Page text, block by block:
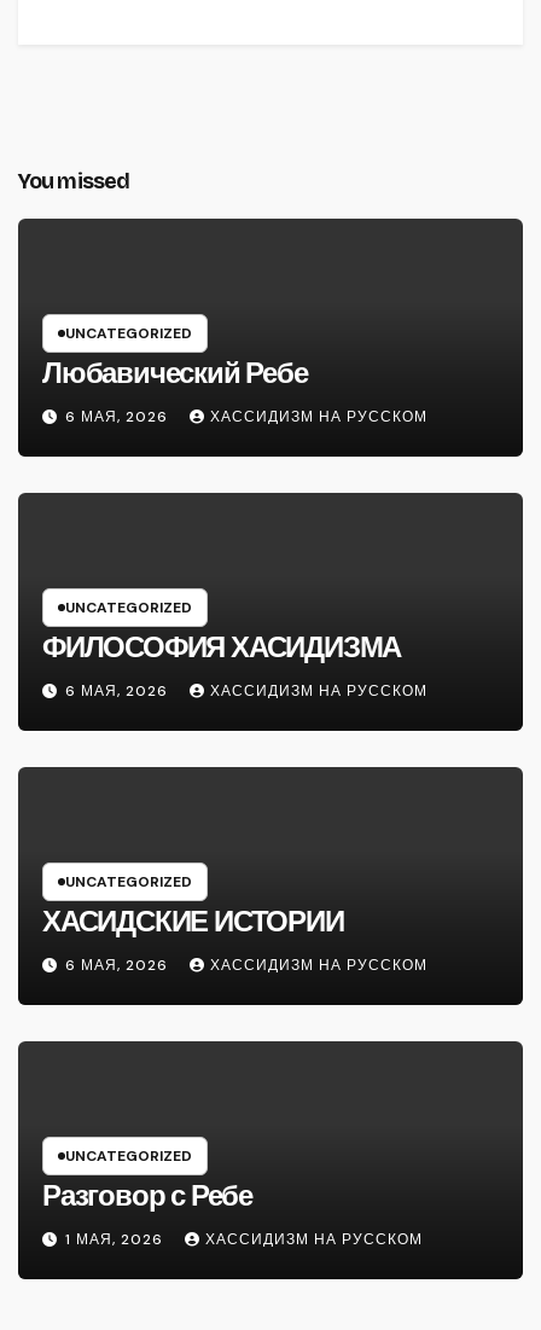
You missed
UNCATEGORIZED
Любавический Ребе
6 МАЯ, 2026 ХАССИДИЗМ НА РУССКОМ
UNCATEGORIZED
ФИЛОСОФИЯ ХАСИДИЗМА
6 МАЯ, 2026 ХАССИДИЗМ НА РУССКОМ
UNCATEGORIZED
ХАСИДСКИЕ ИСТОРИИ
6 МАЯ, 2026 ХАССИДИЗМ НА РУССКОМ
UNCATEGORIZED
Разговор с Ребе
1 МАЯ, 2026 ХАССИДИЗМ НА РУССКОМ